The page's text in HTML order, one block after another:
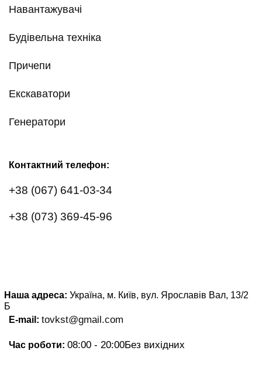
Навантажувачі
Будівельна техніка
Причепи
Екскаватори
Генератори
Контактний телефон:
+38 (067) 641-03-34
+38 (073) 369-45-96
Наша адреса: Україна, м. Київ, вул. Ярославів Вал, 13/2
Б
E-mail: tovkst@gmail.com
Час роботи: 08:00 - 20:00Без вихідних